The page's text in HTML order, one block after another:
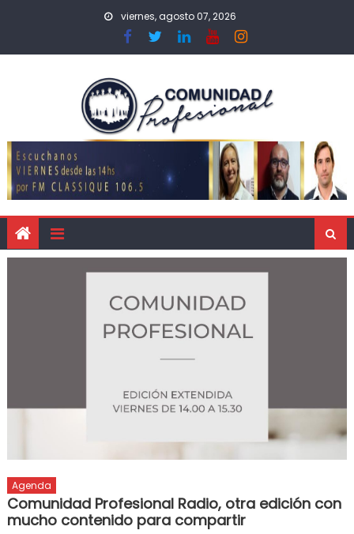
viernes, agosto 07, 2026
Agenda
Comunidad Profesional Radio, otra edición con
mucho contenido para compartir